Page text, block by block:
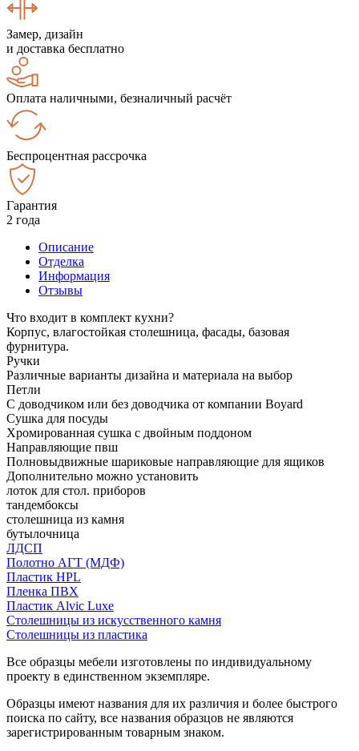
Замер, дизайн
и доставка бесплатно
Оплата наличными, безналичный расчёт
Беспроцентная рассрочка
Гарантия
2 года
Описание
Отделка
Информация
Отзывы
Что входит в комплект кухни?
Корпус, влагостойкая столешница, фасады, базовая
фурнитура.
Ручки
Различные варианты дизайна и материала на выбор
Петли
С доводчиком или без доводчика от компании Boyard
Сушка для посуды
Хромированная сушка с двойным поддоном
Направляющие пвш
Полновыдвижные шариковые направляющие для ящиков
Дополнительно можно установить
лоток для стол. приборов
тандембоксы
столешница из камня
бутылочница
ЛДСП
Полотно АГТ (МДФ)
Пластик HPL
Пленка ПВХ
Пластик Alvic Luxe
Столешницы из искусственного камня
Столешницы из пластика
Все образцы мебели изготовлены по индивидуальному
проекту в единственном экземпляре.
Образцы имеют названия для их различия и более быстрого
поиска по сайту, все названия образцов не являются
зарегистрированным товарным знаком.